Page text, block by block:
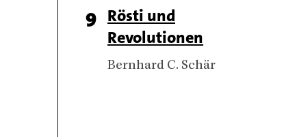
Chapter
articles
Page
number
9 Titel
Rösti und
Revolutionen
Authors
Bernhard C. Schär